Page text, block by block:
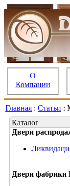
О
Компании
Главная : Статьи :
Каталог
Двери
Двери фабрики